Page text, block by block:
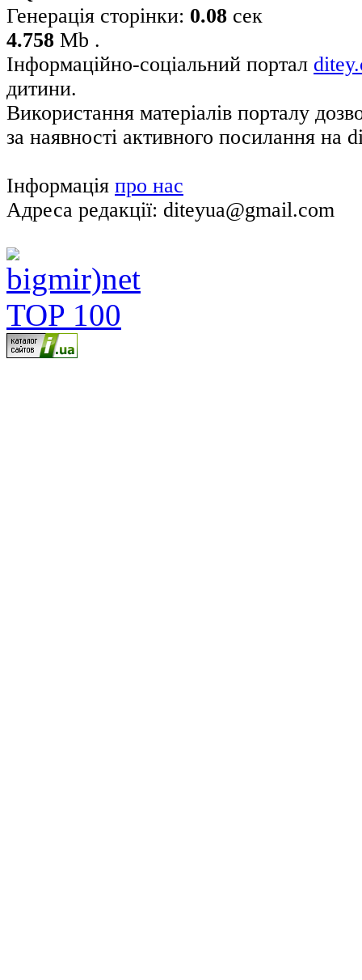
Генерація сторінки: 0.08 сек
4.758 Mb .
Інформаційно-соціальний портал
дитини.
Використання матеріалів порталу
за наявності активного посилання на
Інформація про нас
Адреса редакції: diteyua@gmail.com